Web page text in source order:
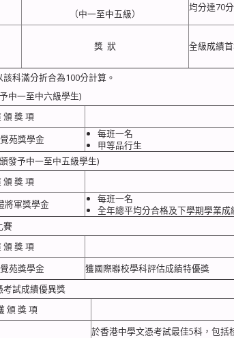
（中一至中五級）
均分達70
獎 狀 全級成績
科滿分折合為100分計算。
中一至中六級學生)
頒 獎 項
苑獎學金
每班一名
甲等品行生
發予中一至中五級學生)
頒 獎 項
將軍獎學金
每班一名
全年總平均分合格及下學期學業成
賽
頒 獎 項
苑獎學金
獲國際聯校學科評估成績特優獎
考試成績優異獎
頒 獎 項
於香港中學文憑考試最佳5科，包